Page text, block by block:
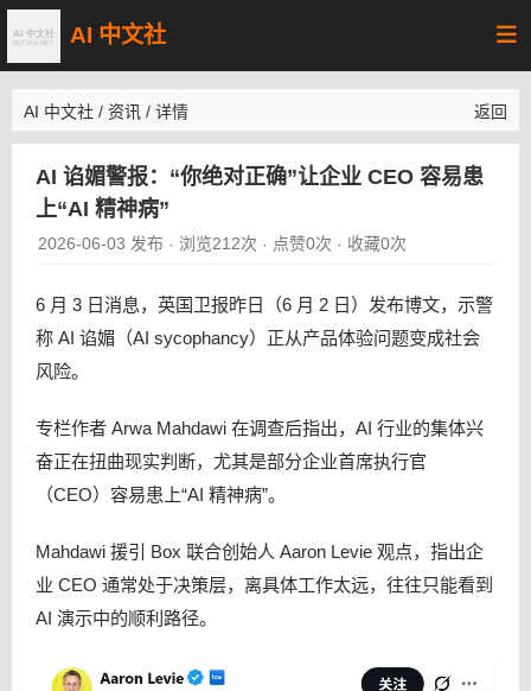
AI 中文社
AI 中文社 / 资讯 / 详情 返回
AI 谄媚警报：“你绝对正确”让企业 CEO 容易患
上“AI 精神病”
2026-06-03 发布 · 浏览212次 · 点赞0次 · 收藏0次
6 月 3 日消息，英国卫报昨日（6 月 2 日）发布博文，示警
称 AI 谄媚（AI sycophancy）正从产品体验问题变成社会
风险。
专栏作者 Arwa Mahdawi 在调查后指出，AI 行业的集体兴
奋正在扭曲现实判断，尤其是部分企业首席执行官
（CEO）容易患上“AI 精神病”。
Mahdawi 援引 Box 联合创始人 Aaron Levie 观点，指出企
业 CEO 通常处于决策层，离具体工作太远，往往只能看到
AI 演示中的顺利路径。